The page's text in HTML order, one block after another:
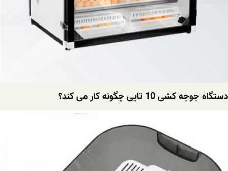
دستگاه جوجه کشی 10 تایی چگونه کار می کند؟